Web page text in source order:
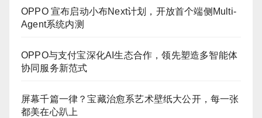
OPPO 宣布启动小布Next计划，开放首个端侧Multi-
Agent系统内测
OPPO与支付宝深化AI生态合作，领先塑造多智能体
协同服务新范式
屏幕千篇一律？宝藏治愈系艺术壁纸大公开，每一张
都美在心趴上